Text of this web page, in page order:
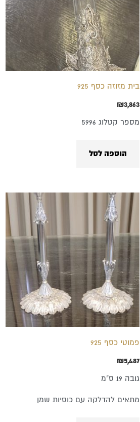
בית מזוזה כסף 925
₪3,863
מספר קטלוג 5996
הוספה לסל
פמוטי כסף 925
₪5,487
גובה 19 ס"מ
מתאים להדלקה עם כוסיות שמן